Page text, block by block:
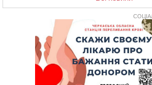
08:22 “На щиті” у Чорнобаївську
полеглий біля Кліщіївки воїн
Понад 968 мільйонів гривень
сплатили на Черкащині
06 СЕРПНЯ 2026, ЧЕТВЕР
Вісім медалей, з яких чотири
спортсмени тріумфували на